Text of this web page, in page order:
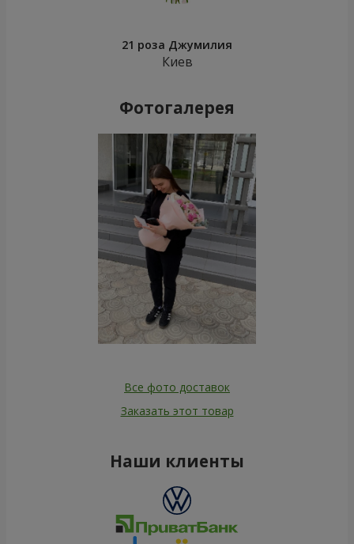
21 роза Джумилия
Киев
Фотогалерея
Все фото доставок
Заказать этот товар
Наши клиенты